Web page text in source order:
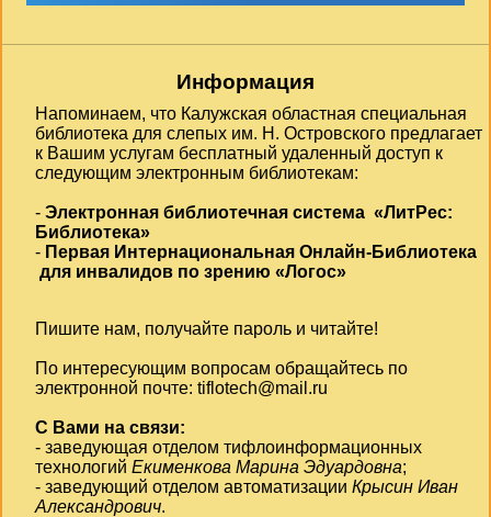
Информация
Напоминаем, что Калужская областная специальная
библиотека для слепых им. Н. Островского предлагает
к Вашим услугам бесплатный удаленный доступ к
следующим электронным библиотекам:
- Электронная библиотечная система «ЛитРес:
Библиотека»
- Первая Интернациональная Онлайн-Библиотека
для инвалидов по зрению «Логос»
Пишите нам, получайте пароль и читайте!
По интересующим вопросам обращайтесь по
электронной почте: tiflotech@mail.ru
С Вами на связи:
- заведующая отделом тифлоинформационных
технологий Екименкова Марина Эдуардовна;
- заведующий отделом автоматизации Крысин Иван
Александрович.